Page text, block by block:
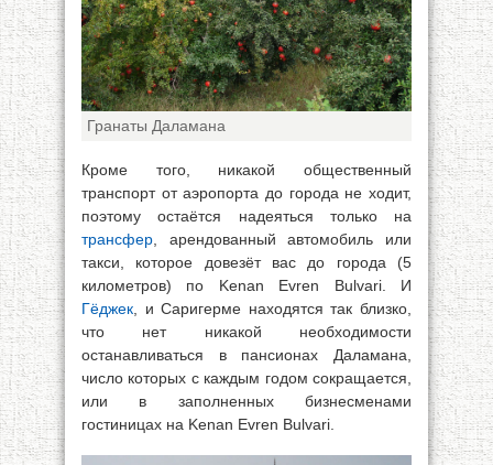
Гранаты Даламана
Кроме того, никакой общественный
транспорт от аэропорта до города не ходит,
поэтому остаётся надеяться только на
трансфер , арендованный автомобиль или
такси, которое довезёт вас до города (5
километров) по Kenan Evren Bulvari. И
Гёджек , и Саригерме находятся так близко,
что нет никакой необходимости
останавливаться в пансионах Даламана,
число которых с каждым годом сокращается,
или в заполненных бизнесменами
гостиницах на Kenan Evren Bulvari.